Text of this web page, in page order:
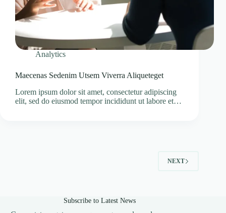
Analytics
Maecenas Sedenim Utsem Viverra Aliqueteget
Lorem ipsum dolor sit amet, consectetur adipiscing
elit, sed do eiusmod tempor incididunt ut labore et…
NEXT
Subscribe to Latest News